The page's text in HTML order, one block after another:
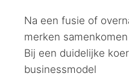
Na een fusie of
merken samenkomen
Bij een duidelijke
businessmodel